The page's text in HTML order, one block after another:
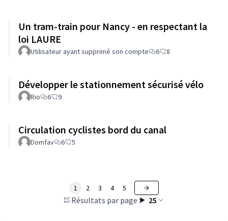
Un tram-train pour Nancy - en respectant la
loi LAURE
Utilisateur ayant supprimé son compte 6 8
Développer le stationnement sécurisé vélo
Rio 6 9
Circulation cyclistes bord du canal
Domfav 6 5
Résultats par page : 25
1 2 3 4 5